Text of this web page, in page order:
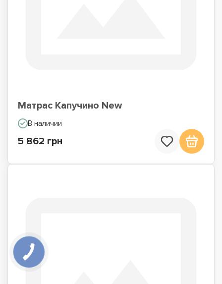
Матрас Капучино New
В наличии
5 862 грн